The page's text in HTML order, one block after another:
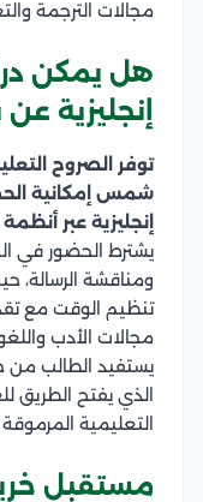
مجالات الترجمة
هل يمكن
إنجليزية
توفر الصروح
شمس إمكانية
إنجليزية عبر
يشترط الحضور في
ومناقشة الرسالة،
تنظيم الوقت مع
مجالات الأدب
يستفيد الطالب من
الذي يفتح الطريق
التعليمية
مستقبل